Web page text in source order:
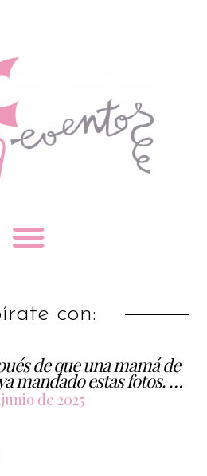
con:
de que una mamá de
mandado estas fotos. …
de 2025